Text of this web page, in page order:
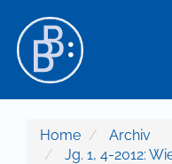
Hauptinhalt
Sidebar
Home
Archiv
Jg. 1, 4-2012: